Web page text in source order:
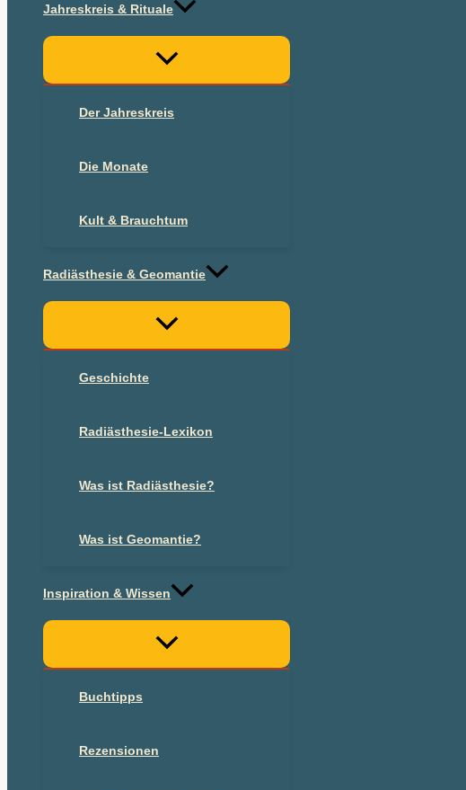
Jahreskreis & Rituale
Der Jahreskreis
Die Monate
Kult & Brauchtum
Radiästhesie & Geomantie
Geschichte
Radiästhesie-Lexikon
Was ist Radiästhesie?
Was ist Geomantie?
Inspiration & Wissen
Buchtipps
Rezensionen